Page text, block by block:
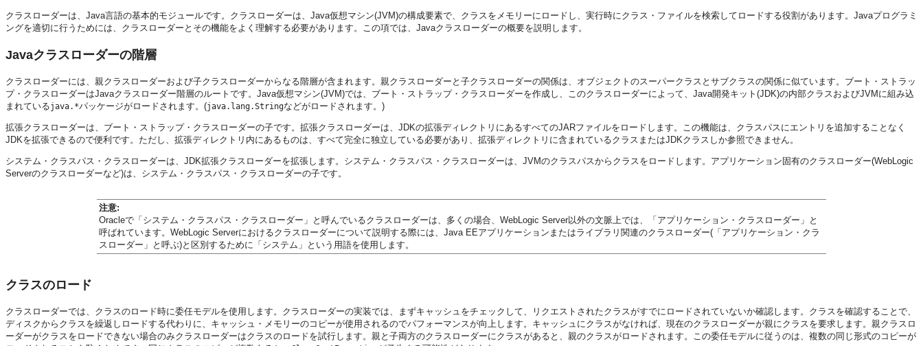
クラスローダーは、Java言語の基本的モジュールです。クラスローダーは、Java仮想マシン(JVM)の構成要素で、クラスをメモリーにロードし、実行時にクラス・ファイルを検索してロードする役割があります。Javaプログラミ
ングを適切に行うためには、クラスローダーとその機能をよく理解する必要があります。この項では、Javaクラスローダーの概要を説明します。
Javaクラスローダーの階層
クラスローダーには、親クラスローダーおよび子クラスローダーからなる階層が含まれます。親クラスローダーと子クラスローダーの関係は、オブジェクトのスーパークラスとサブクラスの関係に似ています。ブート・ストラッ
プ・クラスローダーはJavaクラスローダー階層のルートです。Java仮想マシン(JVM)では、ブート・ストラップ・クラスローダーを作成し、このクラスローダーによって、Java開発キット(JDK)の内部クラスおよびJVMに組み込
まれているjava.*パッケージがロードされます。(java.lang.Stringなどがロードされます。)
拡張クラスローダーは、ブート・ストラップ・クラスローダーの子です。拡張クラスローダーは、JDKの拡張ディレクトリにあるすべてのJARファイルをロードします。この機能は、クラスパスにエントリを追加することなく
JDKを拡張できるので便利です。ただし、拡張ディレクトリ内にあるものは、すべて完全に独立している必要があり、拡張ディレクトリに含まれているクラスまたはJDKクラスしか参照できません。
システム・クラスパス・クラスローダーは、JDK拡張クラスローダーを拡張します。システム・クラスパス・クラスローダーは、JVMのクラスパスからクラスをロードします。アプリケーション固有のクラスローダー(WebLogic
Serverのクラスローダーなど)は、システム・クラスパス・クラスローダーの子です。
注意:
Oracleで「システム・クラスパス・クラスローダー」と呼んでいるクラスローダーは、多くの場合、WebLogic Server以外の文脈上では、「アプリケーション・クラスローダー」と
呼ばれています。WebLogic Serverにおけるクラスローダーについて説明する際には、Java EEアプリケーションまたはライブラリ関連のクラスローダー(「アプリケーション・クラ
スローダー」と呼ぶ)と区別するために「システム」という用語を使用します。
クラスのロード
クラスローダーでは、クラスのロード時に委任モデルを使用します。クラスローダーの実装では、まずキャッシュをチェックして、リクエストされたクラスがすでにロードされていないか確認します。クラスを確認することで、
ディスクからクラスを繰返しロードする代わりに、キャッシュ・メモリーのコピーが使用されるのでパフォーマンスが向上します。キャッシュにクラスがなければ、現在のクラスローダーが親にクラスを要求します。親クラスロ
ーダーがクラスをロードできない場合のみクラスローダーはクラスのロードを試行します。親と子両方のクラスローダーにクラスがあると、親のクラスがロードされます。この委任モデルに従うのは、複数の同じ形式のコピーが